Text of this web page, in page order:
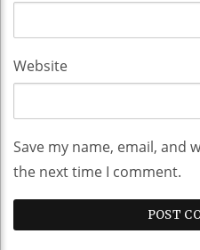
Website
Save my name, email, and
the next time I comment.